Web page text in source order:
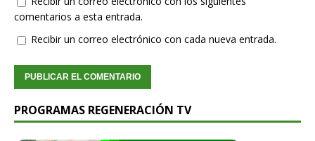
comentarios a esta entrada.
Recibir un correo electrónico con cada nueva entrada.
PROGRAMAS REGENERACIÓN TV